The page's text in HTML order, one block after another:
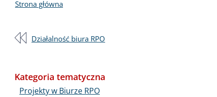
Strona główna
Działalność biura RPO
Kategoria tematyczna
Projekty w Biurze RPO